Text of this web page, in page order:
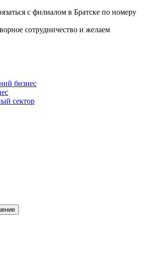
с филиалом в Братске по номеру
сотрудничество и желаем
бизнес
сектор